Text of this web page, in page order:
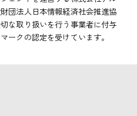
団法人日本情報経済社会推進協
な取り扱いを行う事業者に付与
ークの認定を受けています。